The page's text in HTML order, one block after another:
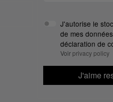
J'autorise le
de mes
déclaration de
Voir privacy policy
J'aime